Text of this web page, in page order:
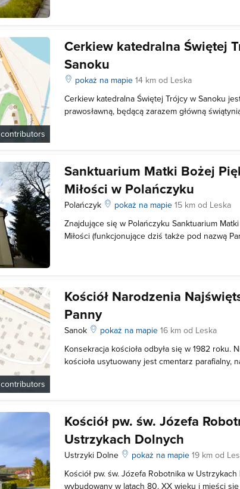
contributors
Cerkiew katedralna Świętej
Sanoku
pokaż na mapie14 km od Leska
Cerkiew katedralna Świętej Trójcy w Sanoku
prawosławną, będącą zarazem główną
Sanktuarium Matki Bożej
Miłości w Polańczyku
Polańczyk pokaż na mapie15 km od Leska
Znajdujące się w Polańczyku Sanktuarium
Miłości (funkcjonujące dziś także pod nazwą
contributors
Kościół Narodzenia
Panny
Sanok pokaż na mapie16 km od Leska
Konsekracja kościoła odbyła się w 1982 roku.
kościoła usytuowany jest cmentarz parafialny,
Kościół pw. św. Józefa
Ustrzykach Dolnych
Ustrzyki Dolne pokaż na mapie19 km od
Kościół pw. św. Józefa Robotnika w
wybudowany w latach 80. XX wieku i mieści